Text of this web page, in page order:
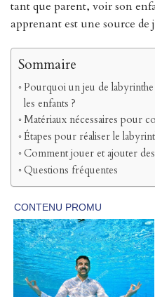
tant que parent, voir son
apprenant est une source
Sommaire
Pourquoi un jeu de
les enfants ?
Matériaux nécessaires pour
Étapes pour réaliser le
Comment jouer et ajouter des
Questions fréquentes